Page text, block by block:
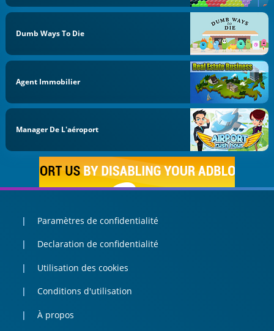
Dumb Ways To Die
Agent Immobilier
Manager De L'aéroport
Paramètres de confidentialité
Declaration de confidentialité
Utilisation des cookies
Conditions d'utilisation
À propos